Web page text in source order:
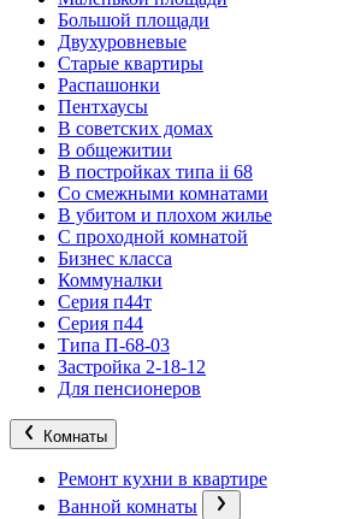
Большой площади
Двухуровневые
Старые квартиры
Распашонки
Пентхаусы
В советских домах
В общежитии
В постройках типа ii 68
Со смежными комнатами
В убитом и плохом жилье
С проходной комнатой
Бизнес класса
Коммуналки
Серия п44т
Серия п44
Типа П-68-03
Застройка 2-18-12
Для пенсионеров
Комнаты
Ремонт кухни в квартире
Ванной комнаты